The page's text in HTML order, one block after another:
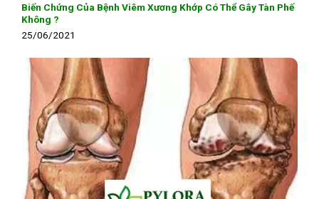
Biến Chứng Của Bệnh Viêm Xương Khớp Có Thể Gây Tàn Phế
Không ?
25/06/2021